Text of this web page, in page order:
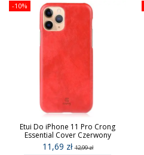
-10%
Etui Do iPhone 11 Pro Crong
Essential Cover Czerwony
11,69 zł12,99 zł